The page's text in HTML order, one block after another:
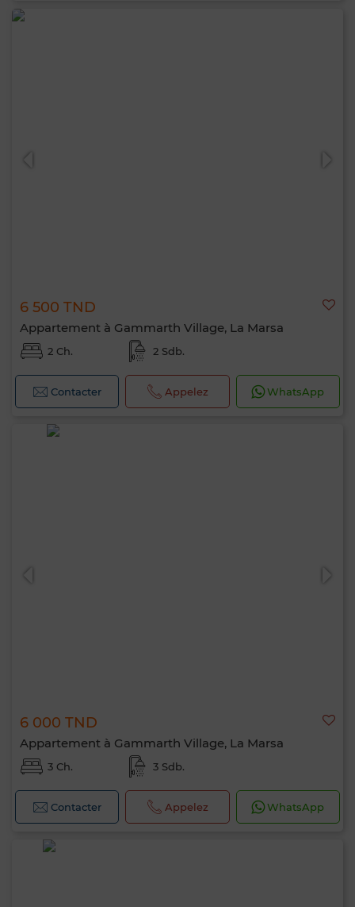
6 500 TND
Appartement à Gammarth Village, La Marsa
2 Ch. 2 Sdb.
Contacter Appelez WhatsApp
6 000 TND
Appartement à Gammarth Village, La Marsa
3 Ch. 3 Sdb.
Contacter Appelez WhatsApp